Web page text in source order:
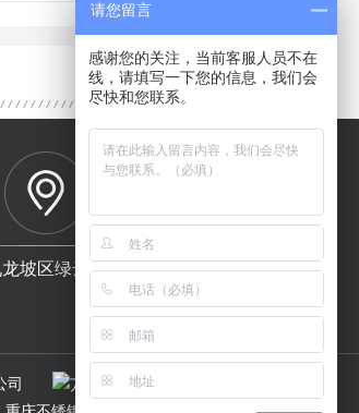
坡区绿云钢材市场
网站地图
司
请您留言
感谢您的关注，当前客服人员不在
线，请填写一下您的信息，我们会
尽快和您联系。